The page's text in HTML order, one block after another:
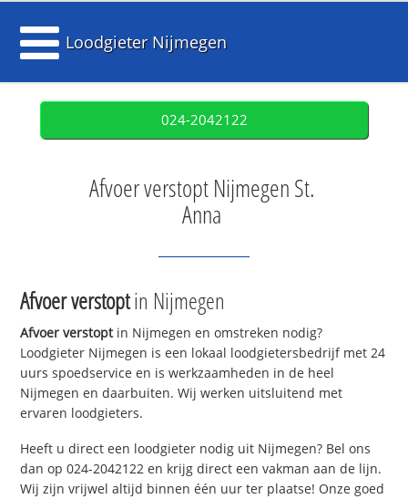
Loodgieter Nijmegen
024-2042122
Afvoer verstopt Nijmegen St.
Anna
Afvoer verstoptin Nijmegen
Afvoer verstoptin Nijmegen en omstreken nodig?
Loodgieter Nijmegen is een lokaal loodgietersbedrijf met 24
uurs spoedservice en is werkzaamheden in de heel
Nijmegen en daarbuiten. Wij werken uitsluitend met
ervaren loodgieters.
Heeft u direct een loodgieter nodig uit Nijmegen? Bel ons
dan op 024-2042122 en krijg direct een vakman aan de lijn.
Wij zijn vrijwel altijd binnen één uur ter plaatse! Onze goed